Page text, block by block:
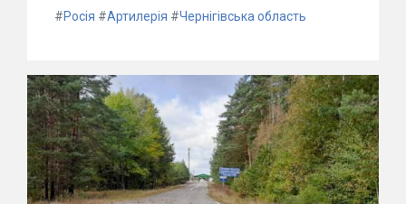
#Росія #Артилерія #Чернігівська область